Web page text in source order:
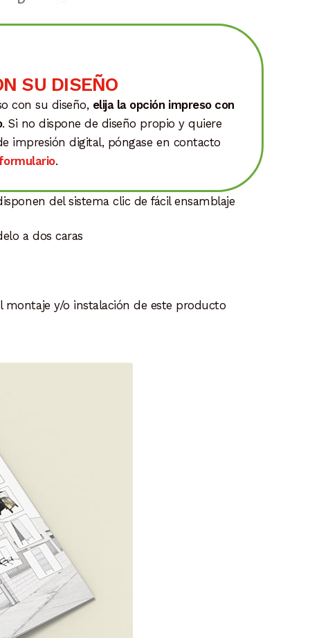
SU DISEÑO
con su diseño, elija la opción impreso con
. Si no dispone de diseño propio y quiere
impresión digital, póngase en contacto
.
del sistema clic de fácil ensamblaje
a dos caras
montaje y/o instalación de este producto